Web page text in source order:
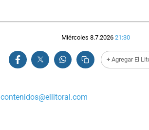
Miércoles 8.7.2026 21:30
+ Agregar El
contenidos@ellitoral.com